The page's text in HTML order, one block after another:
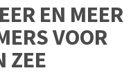
EN MEER
VOOR
ZEE